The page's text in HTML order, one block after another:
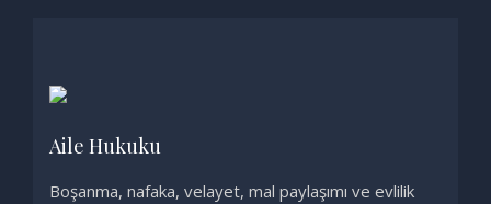
Aile Hukuku
Boşanma, nafaka, velayet, mal paylaşımı ve evlilik